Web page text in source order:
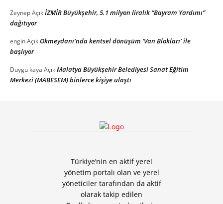
ZeynepAçıkİZMİR Büyükşehir, 5.1 milyon liralık “Bayram Yardımı”
dağıtıyor
enginAçıkOkmeydanı’nda kentsel dönüşüm ‘Van Blokları’ ile
başlıyor
Duygu kaya AçıkMalatya Büyükşehir Belediyesi Sanat Eğitim
Merkezi (MABESEM) binlerce kişiye ulaştı
Türkiye’nin en aktif yerel
yönetim portalı olan ve yerel
yöneticiler tarafından da aktif
olarak takip edilen